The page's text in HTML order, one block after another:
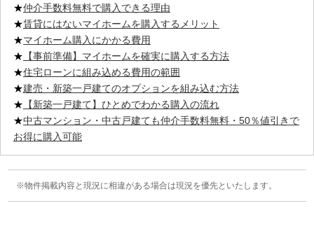
★仲介手数料無料で購入できる理由
★賃貸にはないマイホームを購入するメリット
★マイホーム購入にかかる費用
★ 【事前準備】マイホームを確実に購入する方法
★住宅ローンに組み込める費用の範囲
★建売・新築一戸建てのオプションを組み込む方法
★ 【新築一戸建て】ひとめでわかる購入の流れ
★中古マンション・中古戸建ても仲介手数料無料・50％値引きで
お得に購入可能
物件掲載内容と現況に相違がある場合は現況を優先といたします。